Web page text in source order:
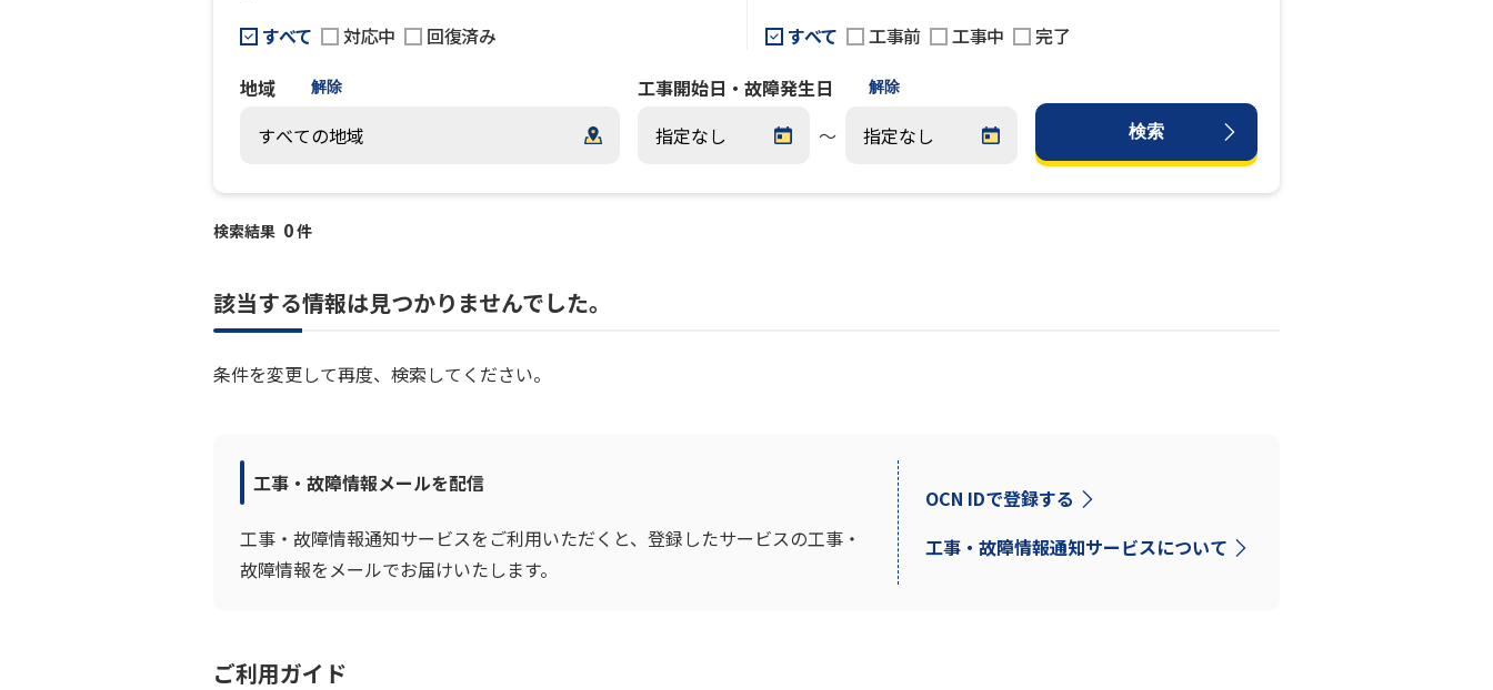
すべて
対応中 回復済み
すべて
工事前 工事中
完了
地域
解除 工事開始日・故障発生日 解除
～ 検索
検索結果 0件
該当する情報は見つかりませんでした。
条件を変更して再度、検索してください。
工事・故障情報メールを配信
工事・故障情報通知サービスをご利用いただくと、登録したサービスの工事・
故障情報をメールでお届けいたします。
OCN IDで登録する
工事・故障情報通知サービスについて
ご利用ガイド